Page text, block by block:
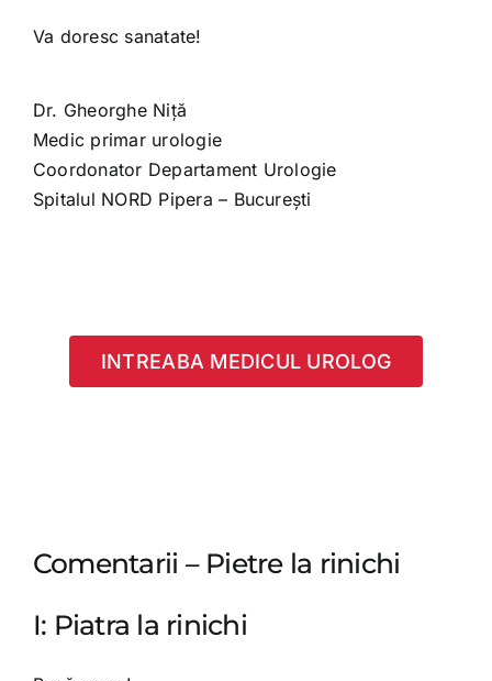
Va doresc sanatate!
Dr. Gheorghe Niță
Medic primar urologie
Coordonator Departament Urologie
Spitalul NORD Pipera – București
INTREABA MEDICUL UROLOG
Comentarii – Pietre la rinichi
I: Piatra la rinichi